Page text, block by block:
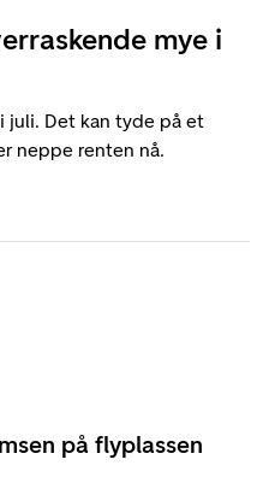
mye i
juli. Det kan tyde på et
neppe renten nå.
på flyplassen